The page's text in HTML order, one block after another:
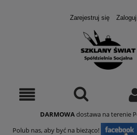
Zarejestruj się
DARMOWAdostawa na terenie
Polub nas, aby być na bieżąco!